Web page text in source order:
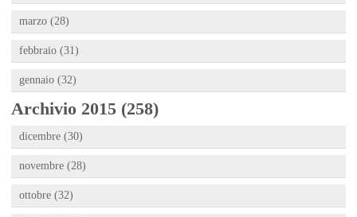
marzo (28)
febbraio (31)
gennaio (32)
Archivio 2015 (258)
dicembre (30)
novembre (28)
ottobre (32)